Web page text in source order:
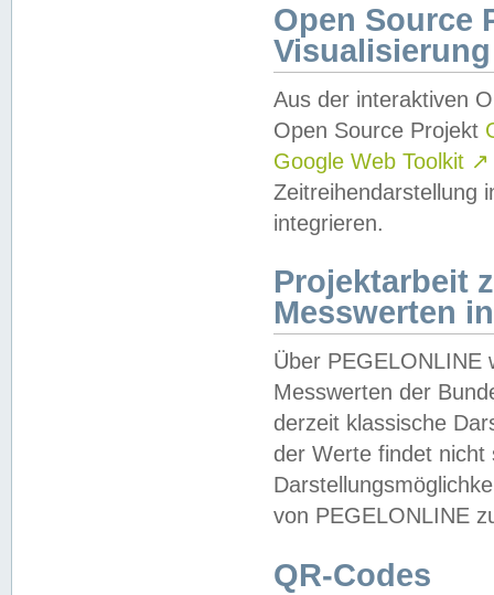
Open Source
Visualisierung
Aus der interaktiven
Open Source Projekt
Google Web Toolkit ↗
Zeitreihendarstellung
integrieren.
Projektarbeit
Messwerten
Über PEGELONLINE
Messwerten der
derzeit klassische
der Werte findet
von PEGELONLINE
QR-Codes